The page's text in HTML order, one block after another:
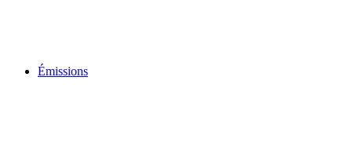
Émissions